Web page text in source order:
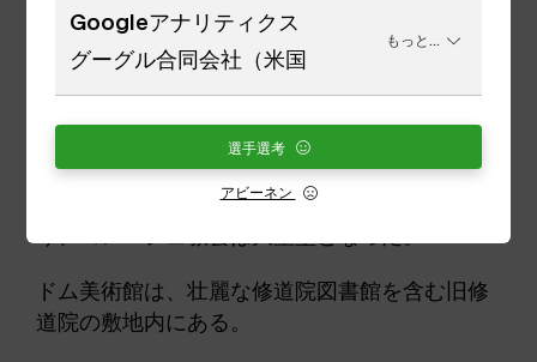
1784年、ヨーゼフ2世によって修道院は解散さ
れた。修道院はザンクト・ペルテン司教座とな
ドム美術館は、壮麗な修道院図書館を含む旧修
道院の敷地内にある。
Googleアナリティクス
グーグル合同会社（米国
もっと...
アビーネン
選手選考